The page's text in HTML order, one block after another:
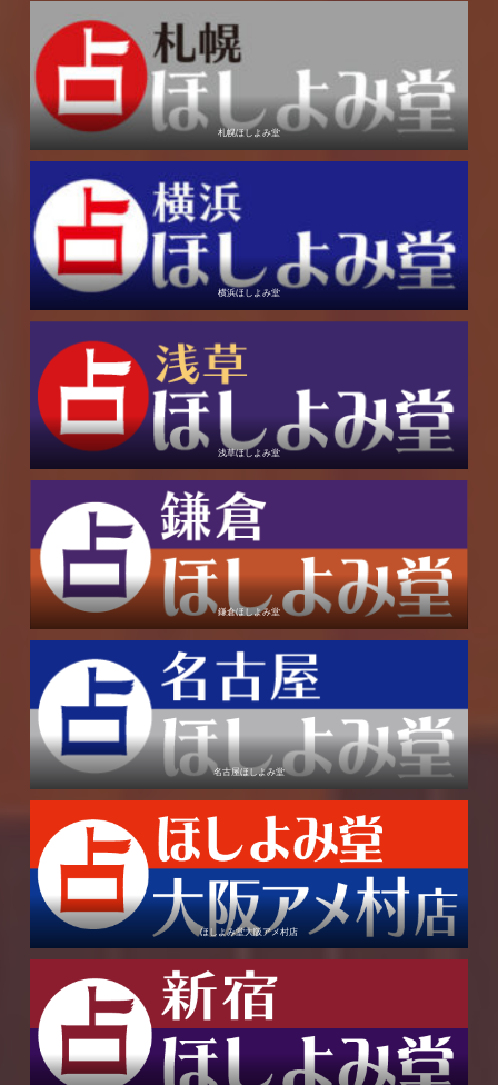
札幌ほしよみ堂
横浜ほしよみ堂
浅草ほしよみ堂
鎌倉ほしよみ堂
名古屋ほしよみ堂
ほしよみ堂大阪アメ村店